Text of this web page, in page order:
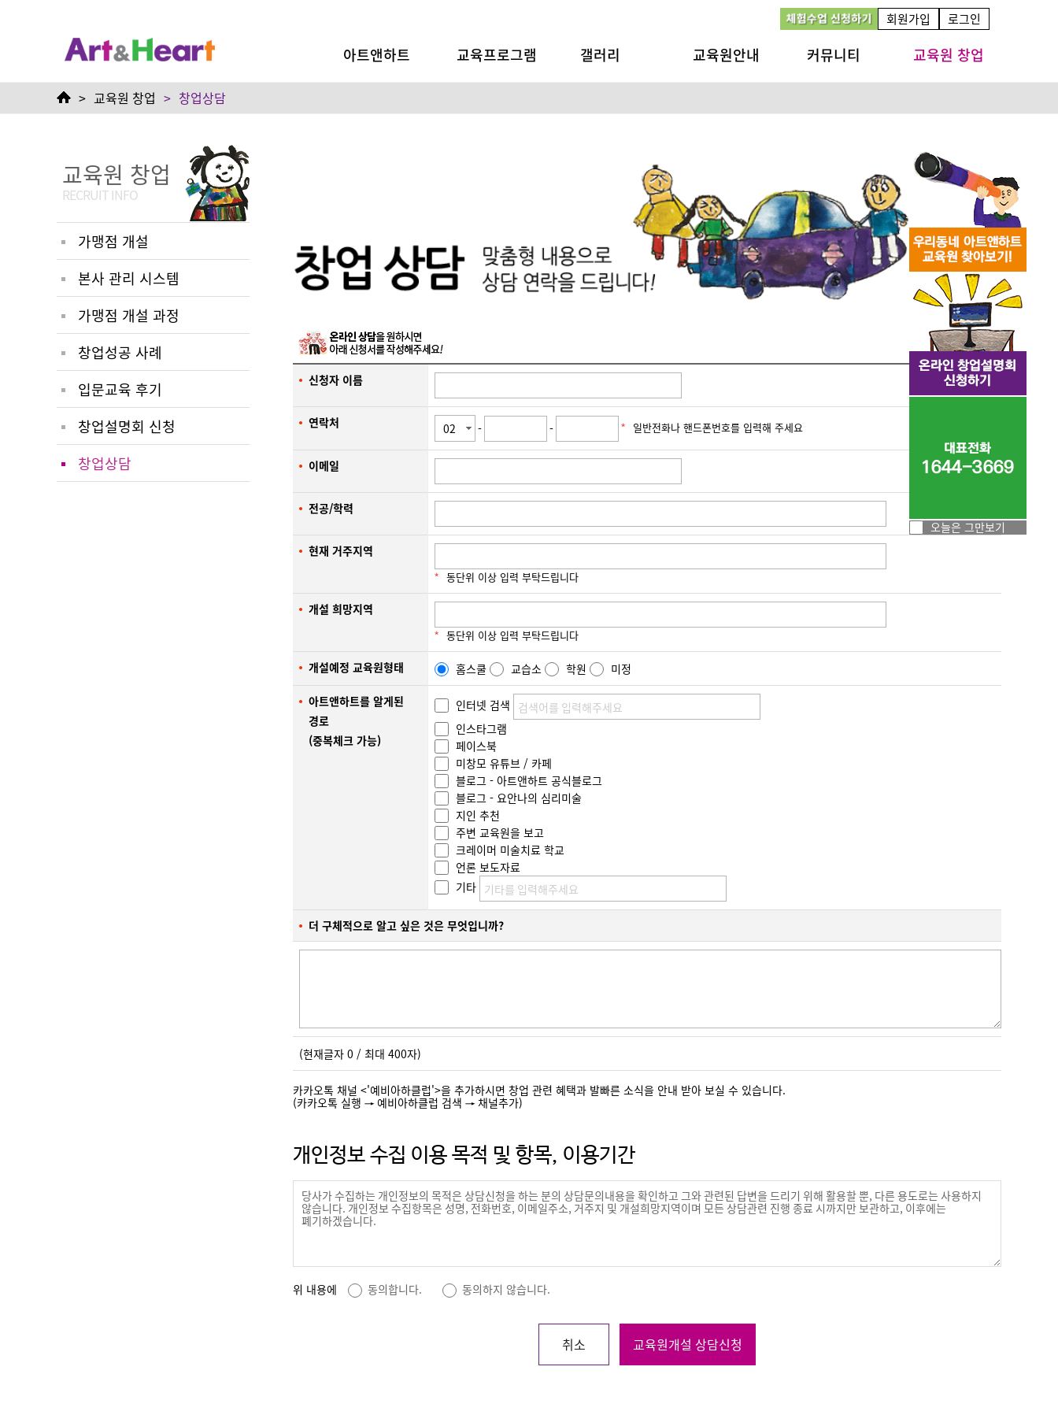
회원가입 로그인
아트앤하트 교육프로그램 갤러리 교육원안내 커뮤니티 교육원 창업
> 교육원 창업 > 창업상담
교육원 창업
RECRUIT INFO
가맹점 개설
본사 관리 시스템
가맹점 개설 과정
창업성공 사례
입문교육 후기
창업설명회 신청
창업상담
오늘은 그만보기
신청자 이름
연락처 - - 일반전화나 핸드폰번호를 입력해 주세요
이메일
전공/학력
현재 거주지역
동단위 이상 입력 부탁드립니다
개설 희망지역
동단위 이상 입력 부탁드립니다
개설예정 교육원형태 홈스쿨 교습소 학원 미정
아트앤하트를 알게된
경로
(중복체크 가능)
인터넷 검색
인스타그램
페이스북
미창모 유튜브 / 카페
블로그 - 아트앤하트 공식블로그
블로그 - 요안나의 심리미술
지인 추천
주변 교육원을 보고
크레이머 미술치료 학교
언론 보도자료
기타
더 구체적으로 알고 싶은 것은 무엇입니까?
(현재글자 0 / 최대 400자)
카카오톡 채널 <'예비아하클럽'>을 추가하시면 창업 관련 혜택과 발빠른 소식을 안내 받아 보실 수 있습니다.
(카카오톡 실행 → 예비아하클럽 검색 → 채널추가)
개인정보 수집 이용 목적 및 항목, 이용기간
위 내용에 동의합니다. 동의하지 않습니다.
취소 교육원개설 상담신청